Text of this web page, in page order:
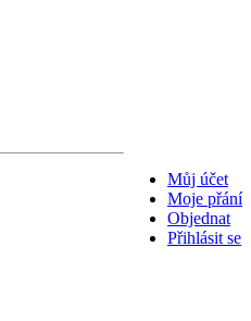
Můj účet
Moje přání
Objednat
Přihlásit se